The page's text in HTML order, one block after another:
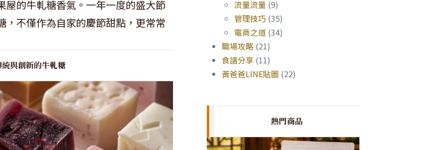
屋的牛軋糖香氣。一年一度的盛大節
，不僅作為自家的慶節甜點，更常常
與創新的牛軋糖
流量流量 (9)
管理技巧 (35)
電商之道 (34)
職場攻略 (21)
食譜分享 (11)
黃爸爸LINE貼圖 (22)
熱門商品